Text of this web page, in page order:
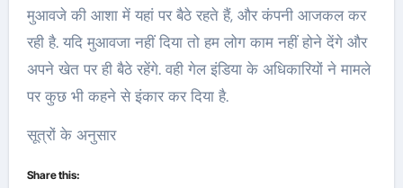
मुआवजे की आशा में यहां पर बैठे रहते हैं, और कंपनी आजकल कर
रही है. यदि मुआवजा नहीं दिया तो हम लोग काम नहीं होने देंगे और
अपने खेत पर ही बैठे रहेंगे. वही गेल इंडिया के अधिकारियों ने मामले
पर कुछ भी कहने से इंकार कर दिया है.
सूत्रों के अनुसार
Share this: